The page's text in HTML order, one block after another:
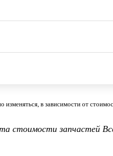
изменяться, в зависимости от
стоимости запчастей